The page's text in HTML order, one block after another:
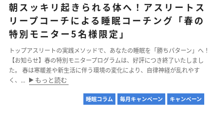
朝スッキリ起きられる体へ！アスリートス
リープコーチによる睡眠コーチング「春の
特別モニター5名様限定」
トップアスリートの実践メソッドで、あなたの睡眠を「勝ちパターン」へ！
【お知らせ】春の特別モニタープログラムは、好評につき終了いたしまし
た。 春は寒暖差や新生活に伴う環境の変化により、自律神経が乱れやす
く、...
もっと読む
睡眠コラム 毎月キャンペーン キャンペーン